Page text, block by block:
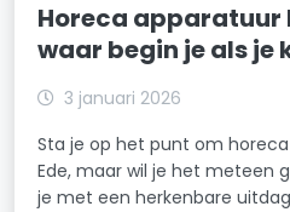
Horeca apparatuur
waar begin je als je
3 januari 2026
Sta je op het punt om
Ede, maar wil je het meteen
je met een herkenbare